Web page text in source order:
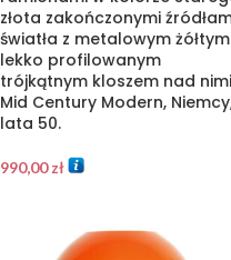
złota zakończonymi
światła z metalowym żółtym
lekko profilowanym
trójkątnym kloszem nad
Mid Century Modern,
lata 50.
990,00zł